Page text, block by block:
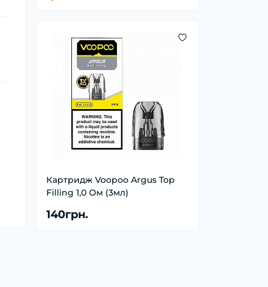
Картридж Voopoo Argus Top
Filling 1,0 Ом (3мл)
140грн.